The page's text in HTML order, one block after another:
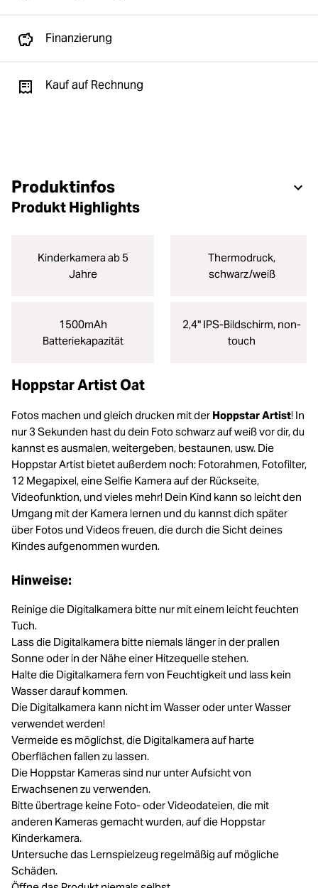
Finanzierung
Kauf auf Rechnung
Produktinfos
Produkt Highlights
Kinderkamera ab 5
Jahre
Thermodruck,
schwarz/weiß
1500mAh
Batteriekapazität
2,4" IPS-Bildschirm, non-
touch
Hoppstar Artist Oat
Fotos machen und gleich drucken mit der Hoppstar Artist! In
nur 3 Sekunden hast du dein Foto schwarz auf weiß vor dir, du
kannst es ausmalen, weitergeben, bestaunen, usw. Die
Hoppstar Artist bietet außerdem noch: Fotorahmen, Fotofilter,
12 Megapixel, eine Selfie Kamera auf der Rückseite,
Videofunktion, und vieles mehr! Dein Kind kann so leicht den
Umgang mit der Kamera lernen und du kannst dich später
über Fotos und Videos freuen, die durch die Sicht deines
Kindes aufgenommen wurden.
Hinweise:
Reinige die Digitalkamera bitte nur mit einem leicht feuchten
Tuch.
Lass die Digitalkamera bitte niemals länger in der prallen
Sonne oder in der Nähe einer Hitzequelle stehen.
Halte die Digitalkamera fern von Feuchtigkeit und lass kein
Wasser darauf kommen.
Die Digitalkamera kann nicht im Wasser oder unter Wasser
verwendet werden!
Vermeide es möglichst, die Digitalkamera auf harte
Oberflächen fallen zu lassen.
Die Hoppstar Kameras sind nur unter Aufsicht von
Erwachsenen zu verwenden.
Bitte übertrage keine Foto- oder Videodateien, die mit
anderen Kameras gemacht wurden, auf die Hoppstar
Kinderkamera.
Untersuche das Lernspielzeug regelmäßig auf mögliche
Schäden.